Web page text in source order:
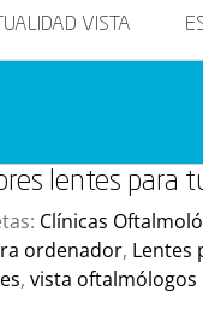
VISTA
lentes para
Clínicas
ordenador, Lentes
, vista oftalmólogos